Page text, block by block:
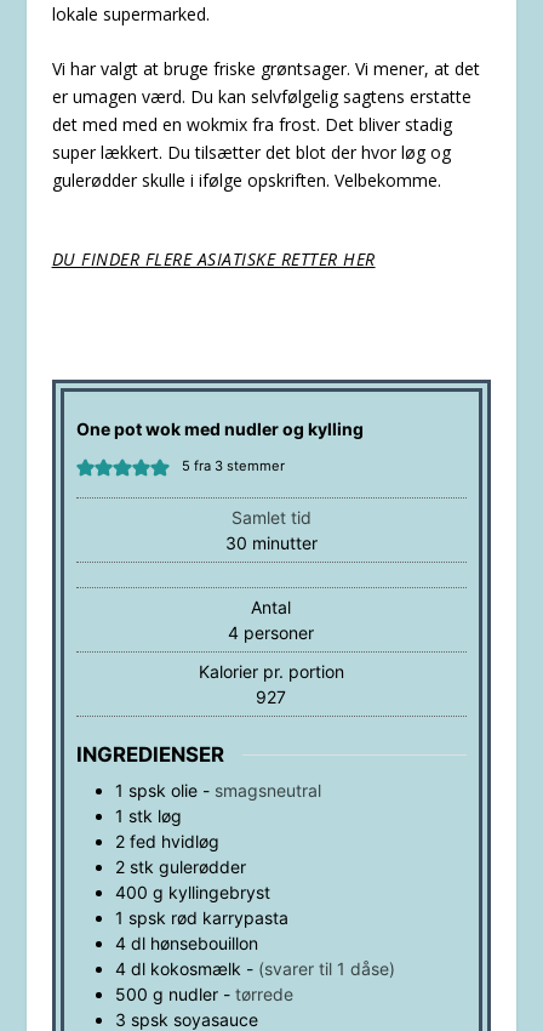
lokale supermarked.
Vi har valgt at bruge friske grøntsager. Vi mener, at det
er umagen værd. Du kan selvfølgelig sagtens erstatte
det med med en wokmix fra frost. Det bliver stadig
super lækkert. Du tilsætter det blot der hvor løg og
gulerødder skulle i ifølge opskriften. Velbekomme.
DU FINDER FLERE ASIATISKE RETTER HER
One pot wok med nudler og kylling
5 fra 3stemmer
Samlet tid
30minutter
minutter
Antal
4 personer
Kalorier pr. portion
927
INGREDIENSER
1 spsk olie- smagsneutral
1 stk løg
2 fed hvidløg
2 stk gulerødder
400 g kyllingebryst
1 spsk rød karrypasta
4 dl hønsebouillon
4 dl kokosmælk - (svarer til 1 dåse)
500 g nudler- tørrede
3 spsk soyasauce